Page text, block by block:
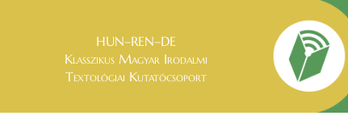
HUN–REN–DE
Klasszikus Magyar Irodalmi
Textológiai Kutatócsoport